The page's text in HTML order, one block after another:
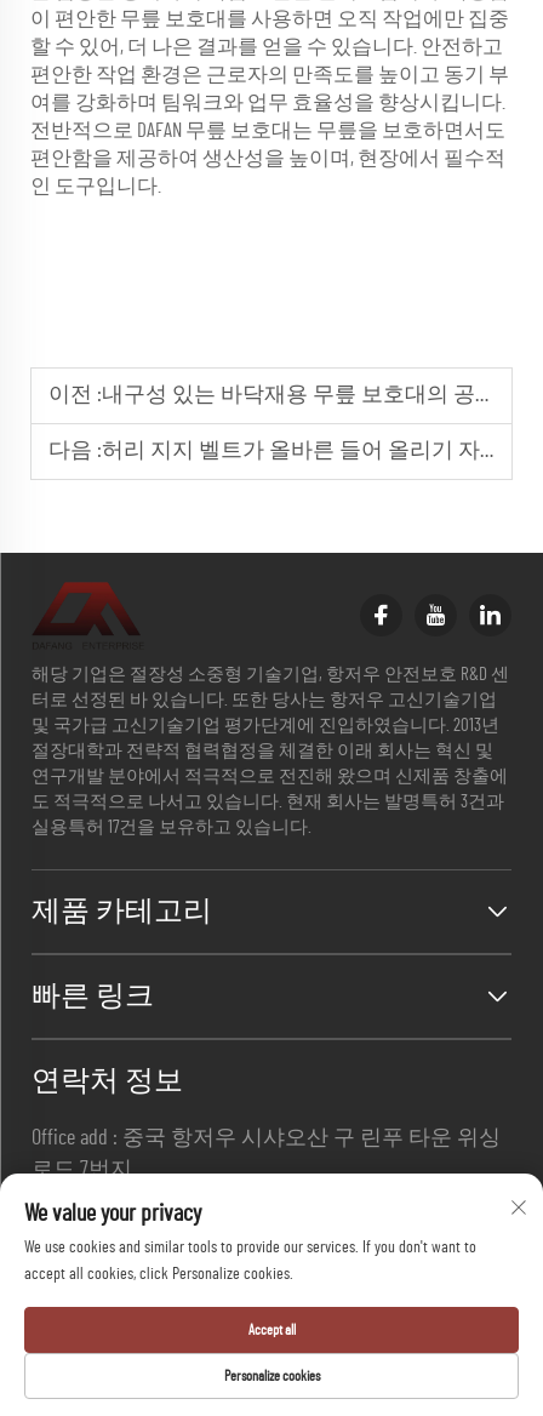
이 편안한 무릎 보호대를 사용하면 오직 작업에만 집중
할 수 있어, 더 나은 결과를 얻을 수 있습니다. 안전하고
편안한 작업 환경은 근로자의 만족도를 높이고 동기 부
여를 강화하며 팀워크와 업무 효율성을 향상시킵니다.
전반적으로 DAFAN 무릎 보호대는 무릎을 보호하면서도
편안함을 제공하여 생산성을 높이며, 현장에서 필수적
인 도구입니다.
이전 :내구성 있는 바닥재용 무릎 보호대의 공학적 설계
다음 :허리 지지 벨트가 올바른 들어 올리기 자세를 유지하는 데 어떻게 도움이 되는가
해당 기업은 절장성 소중형 기술기업, 항저우 안전보호 R&D 센
터로 선정된 바 있습니다. 또한 당사는 항저우 고신기술기업
및 국가급 고신기술기업 평가단계에 진입하였습니다. 2013년
절장대학과 전략적 협력협정을 체결한 이래 회사는 혁신 및
연구개발 분야에서 적극적으로 전진해 왔으며 신제품 창출에
도 적극적으로 나서고 있습니다. 현재 회사는 발명특허 3건과
실용특허 17건을 보유하고 있습니다.
제품 카테고리
빠른 링크
연락처 정보
Office add : 중국 항저우 시샤오산 구 린푸 타운 위싱
로드 7번지
이메일 :
[email protected]
전화번호 :
+86-13967169961
Copyright © 항저우 다팡 세이프티 유한회사 모든 권
리 보유 - 개인정보 보호정책- 블로그
We value your privacy
We use cookies and similar tools to provide our services. If you don't want to
accept all cookies, click Personalize cookies.
Personalize cookies
Accept all